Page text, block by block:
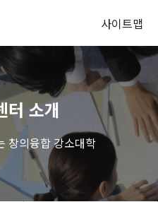
사이트맵
터 소개
창의융합 강소대학